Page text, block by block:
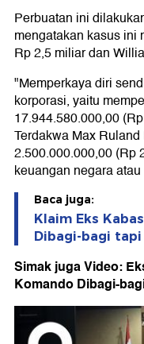
Perbuatan ini
mengatakan kasus ini
Rp 2,5 miliar dan
"Memperkaya diri
korporasi, yaitu
17.944.580.000,00
Terdakwa Max
2.500.000.000,00 (Rp
keuangan negara
Baca juga:
Klaim Eks
Dibagi-bagi tapi
Simak juga Video:
Komando Dibagi-